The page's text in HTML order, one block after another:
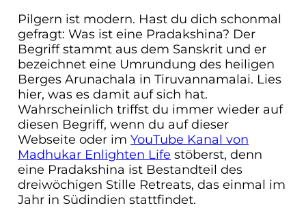
Pilgern ist modern. Hast du dich schonmal
gefragt: Was ist eine Pradakshina? Der
Begriff stammt aus dem Sanskrit und er
bezeichnet eine Umrundung des heiligen
Berges Arunachala in Tiruvannamalai. Lies
hier, was es damit auf sich hat.
Wahrscheinlich triffst du immer wieder auf
diesen Begriff, wenn du auf dieser
Webseite oder im YouTube Kanal von
Madhukar Enlighten Life stöberst, denn
eine Pradakshina ist Bestandteil des
dreiwöchigen Stille Retreats, das einmal im
Jahr in Südindien stattfindet.